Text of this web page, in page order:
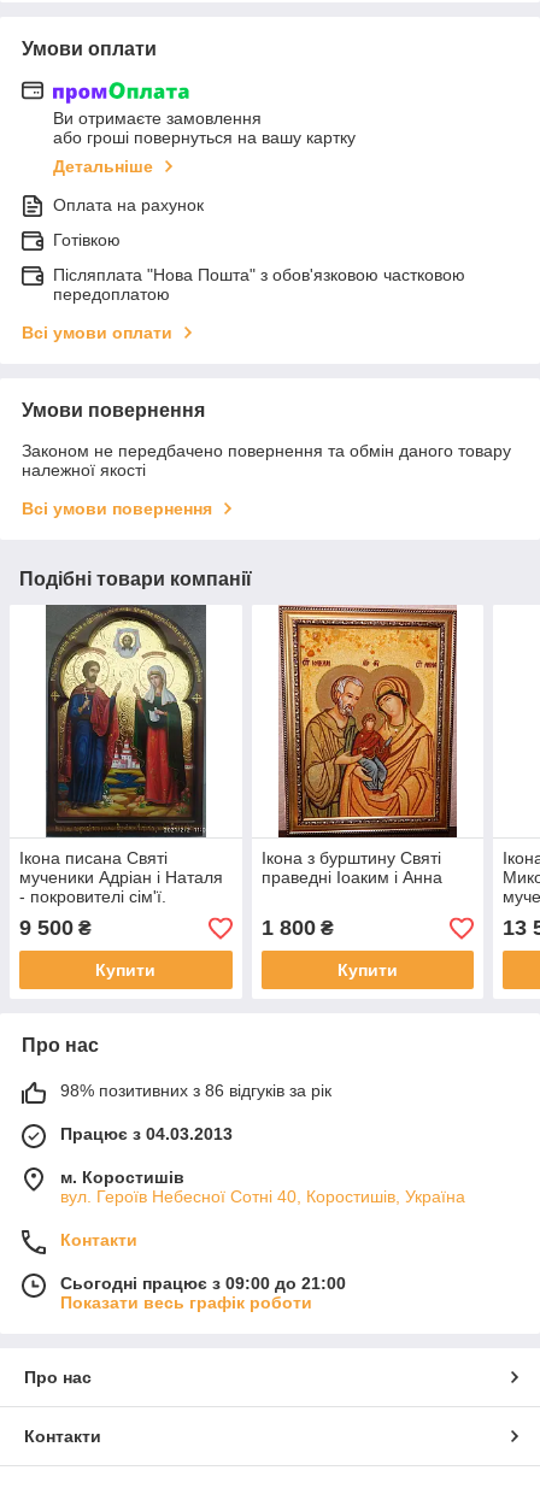
Умови оплати
Ви отримаєте замовлення
або гроші повернуться на вашу картку
Детальніше
Оплата на рахунок
Готівкою
Післяплата "Нова Пошта" з обов'язковою частковою
передоплатою
Всі умови оплати
Умови повернення
Законом не передбачено повернення та обмін даного товару
належної якості
Всі умови повернення
Подібні товари компанії
Ікона писана Святі
мученики Адріан і Наталя
- покровителі сім'ї.
9 500 ₴
Купити
Ікона з бурштину Святі
праведні Іоаким і Анна
1 800₴
Купити
13
Про нас
98% позитивних з 86 відгуків за рік
Працює з 04.03.2013
м. Коростишів
вул. Героїв Небесної Сотні 40, Коростишів, Україна
Контакти
Сьогодні працює з 09:00 до 21:00
Показати весь графік роботи
Про нас
Контакти